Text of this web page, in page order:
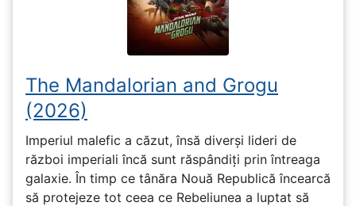
The Mandalorian and Grogu
(2026)
Imperiul malefic a căzut, însă diverși lideri de
război imperiali încă sunt răspândiți prin întreaga
galaxie. În timp ce tânăra Nouă Republică încearcă
să protejeze tot ceea ce Rebeliunea a luptat să